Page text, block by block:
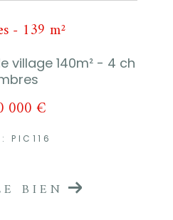
- 139 m²
village 140m² - 4 ch
000 €
: PIC116
BIEN